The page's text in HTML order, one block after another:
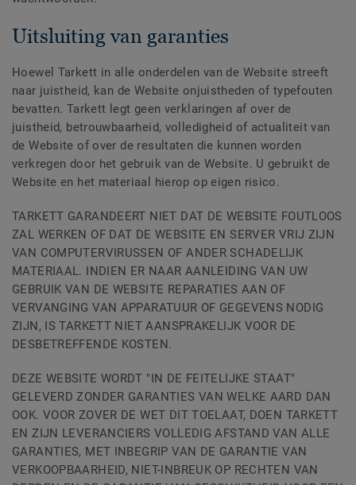
Uitsluiting van garanties
Hoewel Tarkett in alle onderdelen van de Website streeft
naar juistheid, kan de Website onjuistheden of typefouten
bevatten. Tarkett legt geen verklaringen af over de
juistheid, betrouwbaarheid, volledigheid of actualiteit van
de Website of over de resultaten die kunnen worden
verkregen door het gebruik van de Website. U gebruikt de
Website en het materiaal hierop op eigen risico.
TARKETT GARANDEERT NIET DAT DE WEBSITE FOUTLOOS
ZAL WERKEN OF DAT DE WEBSITE EN SERVER VRIJ ZIJN
VAN COMPUTERVIRUSSEN OF ANDER SCHADELIJK
MATERIAAL. INDIEN ER NAAR AANLEIDING VAN UW
GEBRUIK VAN DE WEBSITE REPARATIES AAN OF
VERVANGING VAN APPARATUUR OF GEGEVENS NODIG
ZIJN, IS TARKETT NIET AANSPRAKELIJK VOOR DE
DESBETREFFENDE KOSTEN.
DEZE WEBSITE WORDT "IN DE FEITELIJKE STAAT"
GELEVERD ZONDER GARANTIES VAN WELKE AARD DAN
OOK. VOOR ZOVER DE WET DIT TOELAAT, DOEN TARKETT
EN ZIJN LEVERANCIERS VOLLEDIG AFSTAND VAN ALLE
GARANTIES, MET INBEGRIP VAN DE GARANTIE VAN
VERKOOPBAARHEID, NIET-INBREUK OP RECHTEN VAN